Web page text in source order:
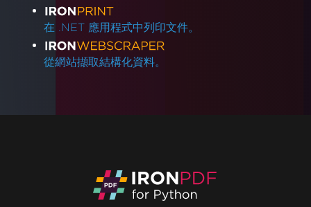
在 .NET 應用程式中列印文件。
從網站擷取結構化資料。